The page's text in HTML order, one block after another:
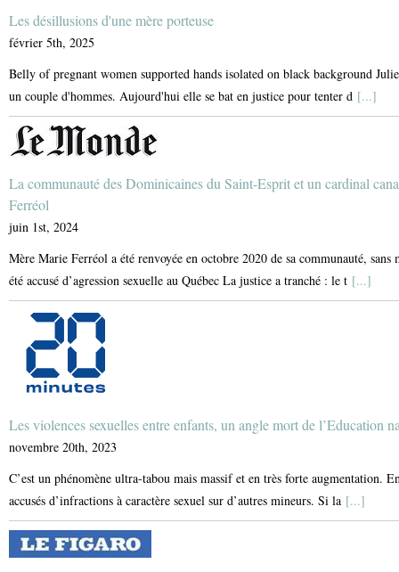
Les désillusions d'une mère porteuse
février 5th, 2025
Belly of pregnant women supported hands isolated on black background
un couple d'hommes. Aujourd'hui elle se bat en justice pour tenter d [...]
La communauté des Dominicaines du Saint-Esprit et un cardinal
Ferréol
juin 1st, 2024
Mère Marie Ferréol a été renvoyée en octobre 2020 de sa communauté,
été accusé d’agression sexuelle au Québec La justice a tranché : le t [...]
Les violences sexuelles entre enfants, un angle mort de l’Education
novembre 20th, 2023
C’est un phénomène ultra-tabou mais massif et en très forte augmentation.
accusés d’infractions à caractère sexuel sur d’autres mineurs. Si la [...]